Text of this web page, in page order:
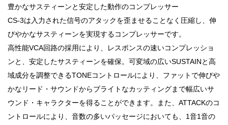
豊かなサスティーンと安定した動作のコンプレッサー
CS-3は入力された信号のアタックを歪ませることなく圧縮し、伸
びやかなサスティーンを実現するコンプレッサーです。
高性能VCA回路の採用により、レスポンスの速いコンプレッショ
ンと、安定したサスティーンを確保。可変域の広いSUSTAINと高
域成分を調整できるTONEコントロールにより、ファットで伸びや
かなリード・サウンドからブライトなカッティングまで幅広いサ
ウンド・キャラクターを得ることができます。また、ATTACKのコ
ントロールにより、音数の多いパッセージにおいても、1音1音の